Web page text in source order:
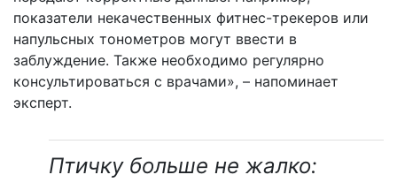
показатели некачественных фитнес-трекеров или
напульсных тонометров могут ввести в
заблуждение. Также необходимо регулярно
консультироваться с врачами», – напоминает
эксперт.
Птичку больше не жалко: